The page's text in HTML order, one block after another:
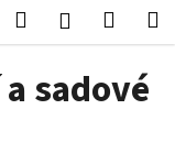
HledatPřihlášení
sadové